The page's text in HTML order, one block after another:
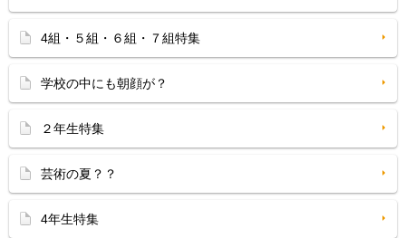
4組・５組・６組・７組特集
学校の中にも朝顔が？
２年生特集
芸術の夏？？
4年生特集